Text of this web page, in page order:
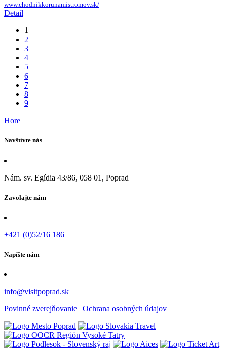
www.chodnikkorunamistromov.sk/
Detail
1
2
3
4
5
6
7
8
9
Hore
Navštívte nás
Nám. sv. Egídia 43/86, 058 01, Poprad
Zavolajte nám
+421 (0)52/16 186
Napíšte nám
info@visitpoprad.sk
Povinné zverejňovanie | Ochrana osobných údajov